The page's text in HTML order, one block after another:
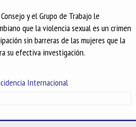
y el Grupo de Trabajo le
que la violencia sexual es un crimen
sin barreras de las mujeres que la
su efectiva investigación.
Internacional